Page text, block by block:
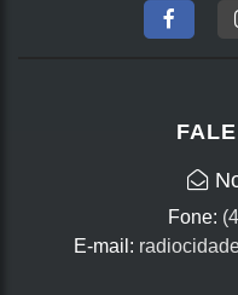
Fone:
E-mail: